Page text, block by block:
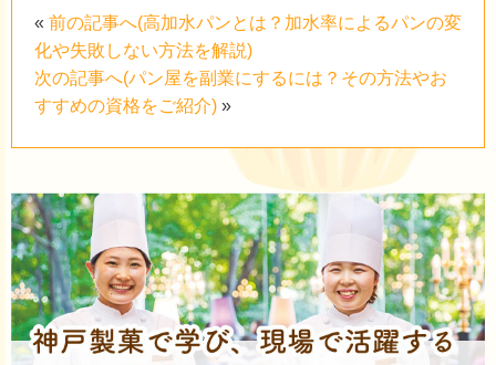
« 前の記事へ(高加水パンとは？加水率によるパンの変
化や失敗しない方法を解説)
次の記事へ(パン屋を副業にするには？その方法やお
すすめの資格をご紹介) »